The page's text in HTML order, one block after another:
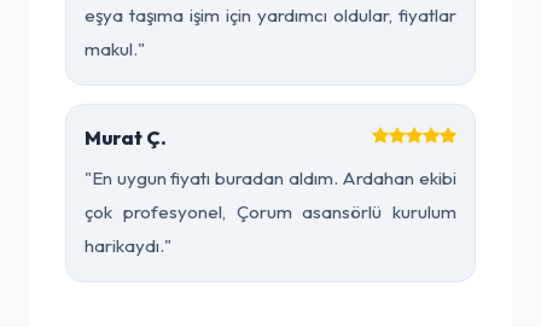
eşya taşıma işim için yardımcı oldular, fiyatlar
makul."
Murat Ç.
"En uygun fiyatı buradan aldım. Ardahan ekibi
çok profesyonel, Çorum asansörlü kurulum
harikaydı."